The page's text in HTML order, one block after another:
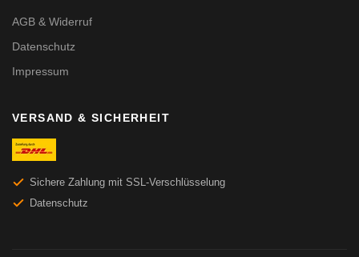
AGB & Widerruf
Datenschutz
Impressum
VERSAND & SICHERHEIT
Sichere Zahlung mit SSL-Verschlüsselung
Datenschutz